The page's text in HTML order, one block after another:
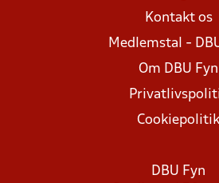
Kontakt os
Medlemstal -
Om DBU Fyn
Cookiepolitik
DBU Fyn